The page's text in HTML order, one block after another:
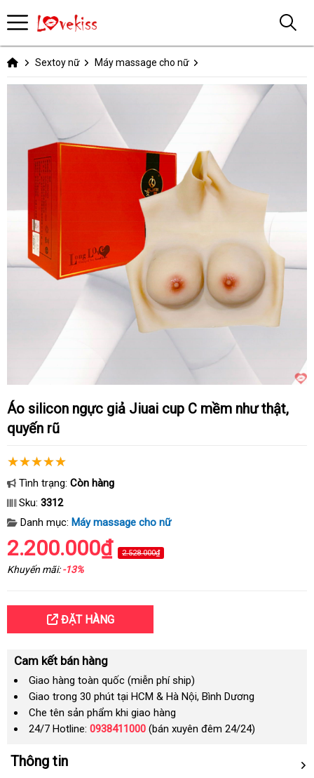
Sextoy nữ Máy massage cho nữ
Áo silicon ngực giả Jiuai cup C mềm như thật,
quyến rũ
Tình trạng: Còn hàng
Sku: 3312
Danh mục: Máy massage cho nữ
2.200.000₫ 2.528.000₫
Khuyến mãi:-13%
ĐẶT HÀNG
Cam kết bán hàng
Giao hàng toàn quốc (miễn phí ship)
Giao trong 30 phút tại HCM & Hà Nội, Bình Dương
Che tên sản phẩm khi giao hàng
24/7 Hotline: 0938411000 (bán xuyên đêm 24/24)
Thông tin